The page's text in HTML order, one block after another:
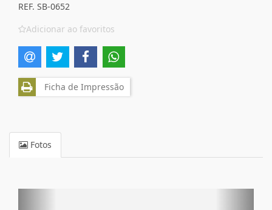
REF. SB-0652
Adicionar ao favoritos
Ficha de Impressão
Fotos